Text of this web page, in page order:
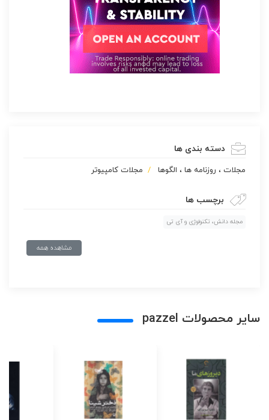
دسته بندی ها
مجلات ، روزنامه ها ، الگوها مجلات کامپیوتر
برچسب ها
مجله دانش، تکنولوژی و آی تی
مشاهده همه
سایر محصولات pazzel